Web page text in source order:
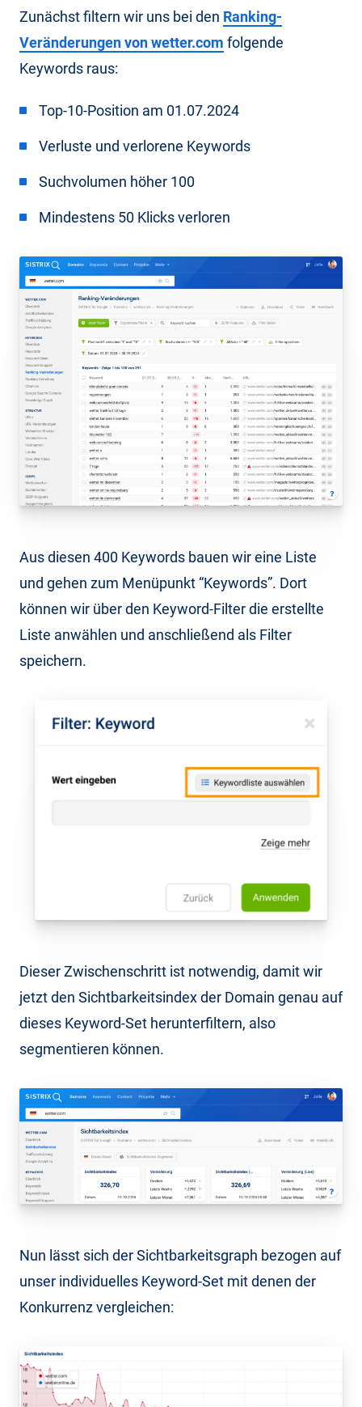
Zunächst filtern wir uns bei den Ranking-
Veränderungen von wetter.com folgende
Keywords raus:
Top-10-Position am 01.07.2024
Verluste und verlorene Keywords
Suchvolumen höher 100
Mindestens 50 Klicks verloren
Aus diesen 400 Keywords bauen wir eine Liste
und gehen zum Menüpunkt “Keywords”. Dort
können wir über den Keyword-Filter die erstellte
Liste anwählen und anschließend als Filter
speichern.
Dieser Zwischenschritt ist notwendig, damit wir
jetzt den Sichtbarkeitsindex der Domain genau auf
dieses Keyword-Set herunterfiltern, also
segmentieren können.
Nun lässt sich der Sichtbarkeitsgraph bezogen auf
unser individuelles Keyword-Set mit denen der
Konkurrenz vergleichen: